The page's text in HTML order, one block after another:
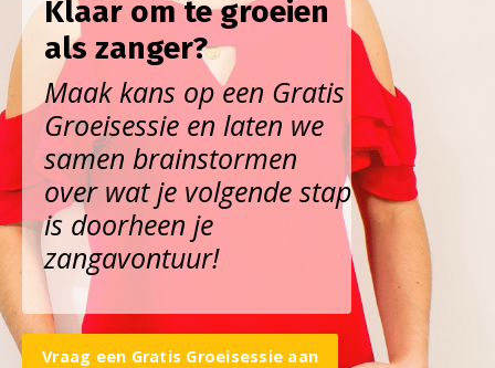
Klaar om te groeien
als zanger?
Maak kans op een Gratis
Groeisessie en laten we
samen brainstormen
over wat je volgende stap
is doorheen je
zangavontuur!
Vraag een Gratis Groeisessie aan